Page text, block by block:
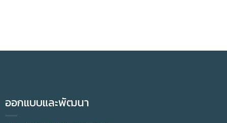
ออกแบบและพัฒนา